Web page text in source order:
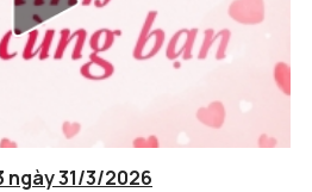
ngày 31/3/2026